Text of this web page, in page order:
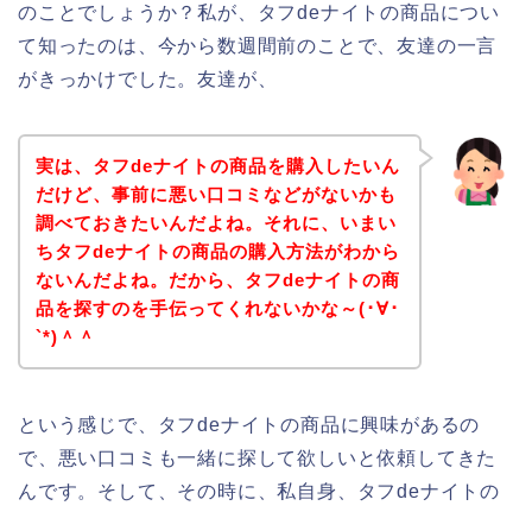
のことでしょうか？私が、タフdeナイトの商品につい
て知ったのは、今から数週間前のことで、友達の一言
がきっかけでした。友達が、
実は、タフdeナイトの商品を購入したいん
だけど、事前に悪い口コミなどがないかも
調べておきたいんだよね。それに、いまい
ちタフdeナイトの商品の購入方法がわから
ないんだよね。だから、タフdeナイトの商
品を探すのを手伝ってくれないかな～(･∀･
`*)＾＾
という感じで、タフdeナイトの商品に興味があるの
で、悪い口コミも一緒に探して欲しいと依頼してきた
んです。そして、その時に、私自身、タフdeナイトの